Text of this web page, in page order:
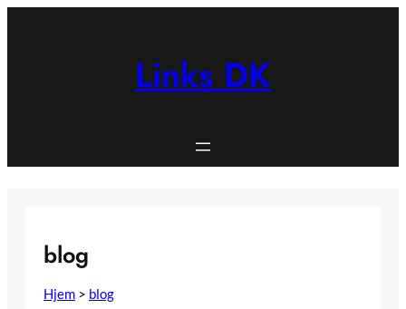
Links DK
blog
Hjem > blog